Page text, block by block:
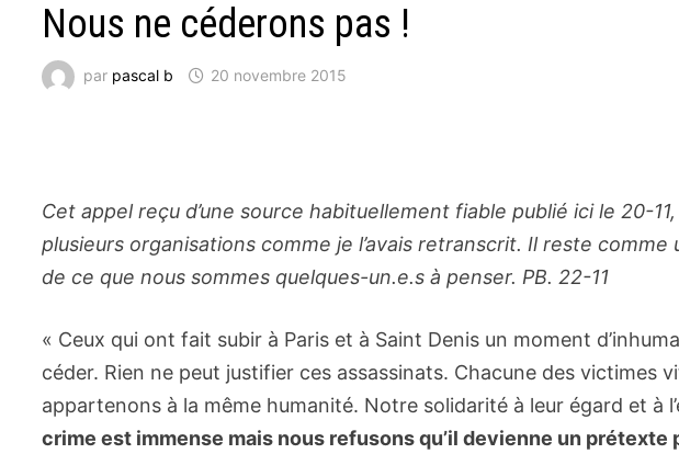
Nous ne céderons pas !
par pascal b 20 novembre 2015
Cet appel reçu d’une source habituellement fiable publié ici le 20-
plusieurs organisations comme je l’avais retranscrit. Il reste
de ce que nous sommes quelques-un.e.s à penser. PB. 22-11
« Ceux qui ont fait subir à Paris et à Saint Denis un moment
céder. Rien ne peut justifier ces assassinats. Chacune des victimes
appartenons à la même humanité. Notre solidarité à leur égard et à
crime est immense mais nous refusons qu’il devienne un prétexte